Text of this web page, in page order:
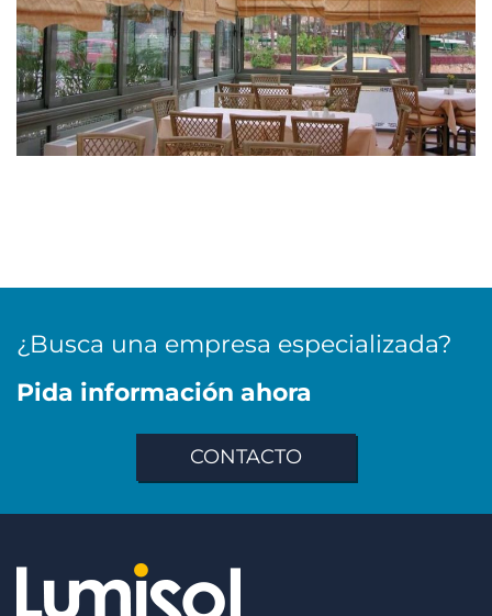
¿Busca una empresa especializada?
Pida información ahora
CONTACTO